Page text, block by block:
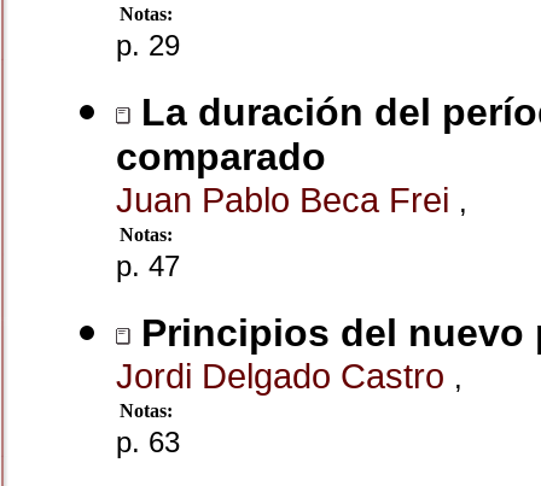
Notas:
p. 29
La duración del
comparado
Juan Pablo Beca Frei ,
Notas:
p. 47
Principios del
Jordi Delgado Castro ,
Notas:
p. 63